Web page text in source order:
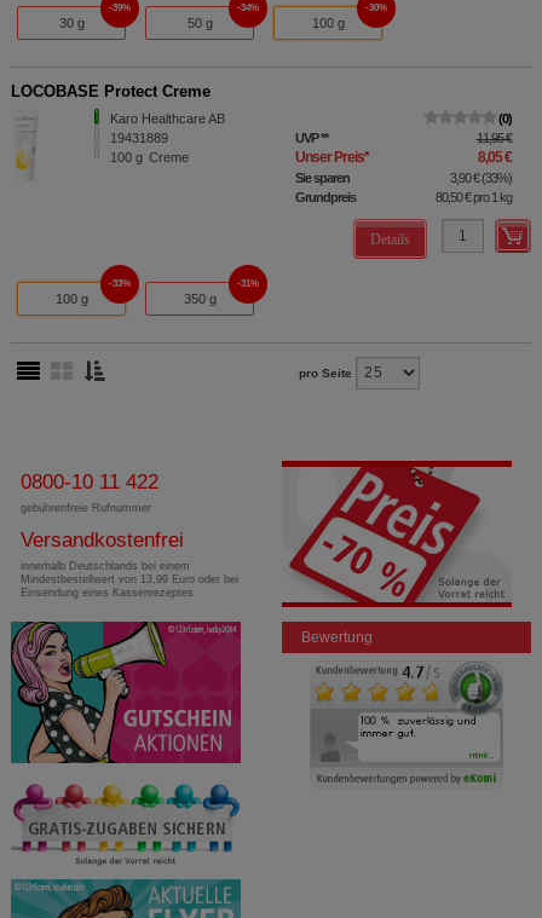
30 g
39%
50 g
34%
100 g
30%
LOCOBASE Protect Creme
Karo Healthcare AB
19431889
100 g Creme
0
UVP** 11,95 €
Unser Preis* 8,05 €
Sie sparen 3,90 €(33%)
Grundpreis
80,50 €pro 1 kg
Details
100 g
33%
350 g
31%
pro Seite
0800-10 11 422
gebührenfreie Rufnummer
Versandkostenfrei
innerhalb Deutschlands bei einem
Mindestbestellwert von 13,99 Euro oder bei
Einsendung eines Kassenrezeptes
Bewertung